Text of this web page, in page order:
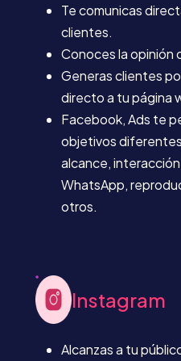
Te comunicas
clientes.
Conoces la opinión
Generas clientes
directo a tu página
Facebook, Ads te
objetivos
alcance,
WhatsApp,
otros.
Instagram
Alcanzas a tu